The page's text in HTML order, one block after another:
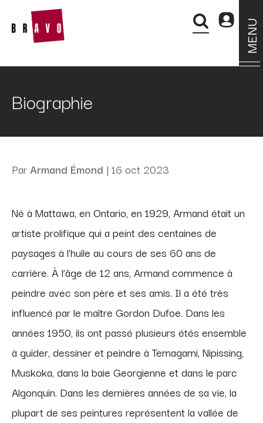
MENU
Biographie
ParArmand Émond | 16 oct 2023
Né à Mattawa, en Ontario, en 1929, Armand était un
artiste prolifique qui a peint des centaines de
paysages à l’huile au cours de ses 60 ans de
carrière. À l’âge de 12 ans, Armand commence à
peindre avec son père et ses amis. Il a été très
influencé par le maître Gordon Dufoe. Dans les
années 1950, ils ont passé plusieurs étés ensemble
à guider, dessiner et peindre à Temagami, Nipissing,
Muskoka, dans la baie Georgienne et dans le parc
Algonquin. Dans les dernières années de sa vie, la
plupart de ses peintures représentent la vallée de